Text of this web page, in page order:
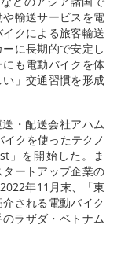
輸送サービスを電
クによる旅客輸送
に長期的で安定し
も電動バイクを体
」交通習慣を形成
・配送会社アハム
クを使ったテクノ
」を開始した。ま
ートアップ企業の
年11月末、「東
される電動バイク
ラザダ・ベトナム